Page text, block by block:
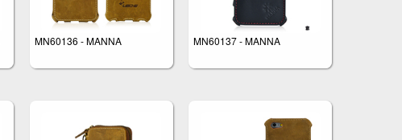
MN60136 - MANNA MN60137 - MANNA